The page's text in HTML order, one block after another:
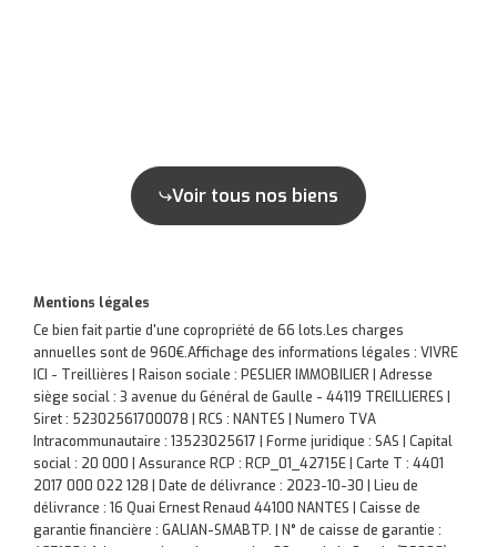
Voir tous nos biens
Mentions légales
Ce bien fait partie d'une copropriété de 66 lots.Les charges
annuelles sont de 960€.Affichage des informations légales : VIVRE
ICI - Treillières | Raison sociale : PESLIER IMMOBILIER | Adresse
siège social : 3 avenue du Général de Gaulle - 44119 TREILLIERES |
Siret : 52302561700078 | RCS : NANTES | Numero TVA
Intracommunautaire : 13523025617 | Forme juridique : SAS | Capital
social : 20 000 | Assurance RCP : RCP_01_42715E | Carte T : 4401
2017 000 022 128 | Date de délivrance : 2023-10-30 | Lieu de
délivrance : 16 Quai Ernest Renaud 44100 NANTES | Caisse de
garantie financière : GALIAN-SMABTP. | N° de caisse de garantie :